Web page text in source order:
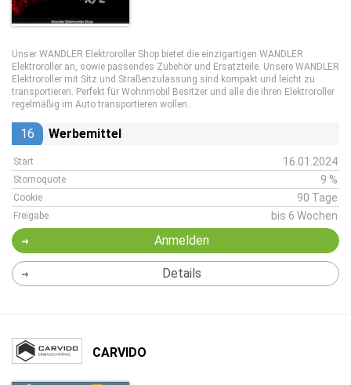
Unser WANDLER Elektroroller Shop bietet die einzigartigen WANDLER
Elektroroller an, sowie passendes Zubehör und Ersatzteile. Unsere WANDLER
Elektroroller mit Sitz und Straßenzulassung sind kompakt und leicht zu
transportieren. Perfekt für Wohnmobil Besitzer und alle die ihren Elektroroller
regelmäßig im Auto transportieren wollen.
16 Werbemittel
Start 16.01.2024
Stornoquote 9 %
Cookie 90 Tage
Freigabe bis 6 Wochen
Anmelden
Details
CARVIDO